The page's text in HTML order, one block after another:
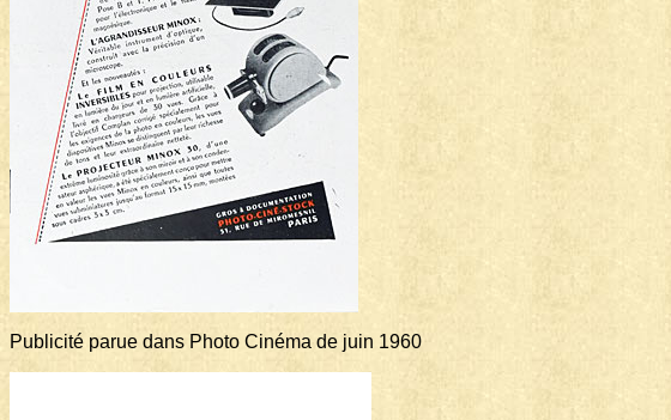
Publicité parue dans Photo Cinéma de juin 1960